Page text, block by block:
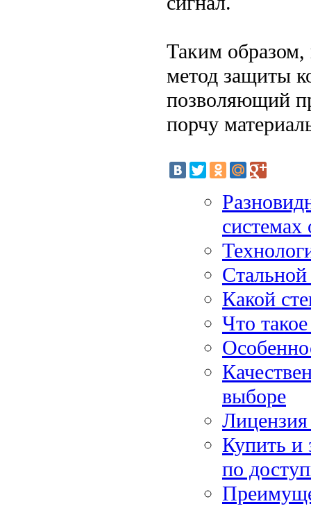
Таким образом,
метод защиты
позволяющий
порчу
системах
Какой
Что
выборе
Купить и
по